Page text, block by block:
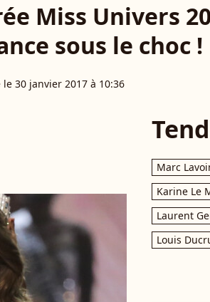
Miss Univers
sous le choc !
le 30 janvier 2017 à 10:36
Marc
Karine Le
Laurent
Louis